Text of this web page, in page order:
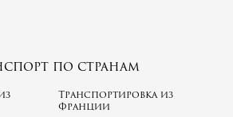
по странам
Транспортировка из
Франции